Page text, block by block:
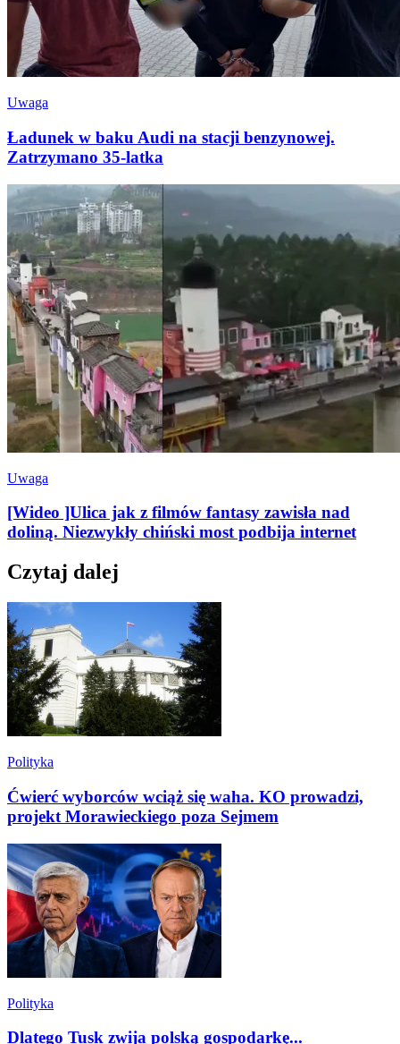
Uwaga
Ładunek w baku Audi na stacji benzynowej.
Zatrzymano 35-latka
Uwaga
[Wideo ]Ulica jak z filmów fantasy zawisła nad
doliną. Niezwykły chiński most podbija internet
Czytaj dalej
Polityka
Ćwierć wyborców wciąż się waha. KO prowadzi,
projekt Morawieckiego poza Sejmem
Polityka
Dlatego Tusk zwija polską gospodarkę...